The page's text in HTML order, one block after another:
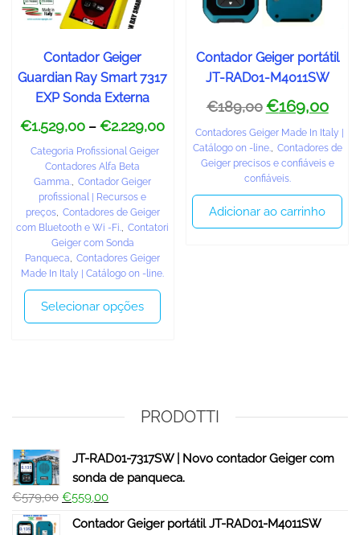
Contador Geiger
Guardian Ray Smart 7317
EXP Sonda Externa
€1.529,00 – €2.229,00
Categoria Profissional Geiger
Contadores Alfa Beta
Gamma., Contador Geiger
profissional | Recursos e
preços, Contadores de Geiger
com Bluetooth e Wi -Fi., Contatori
Geiger com Sonda
Panqueca, Contadores Geiger
Made In Italy | Catálogo on -line.
Selecionar opções
Contador Geiger portátil
JT-RAD01-M4011SW
€189,00 €169,00
Contadores Geiger Made In Italy |
Catálogo on -line., Contadores de
Geiger precisos e confiáveis ​​e
confiáveis.
Adicionar ao carrinho
PRODOTTI
JT-RAD01-7317SW | Novo contador Geiger com
sonda de panqueca.
€579,00 €559,00
Contador Geiger portátil JT-RAD01-M4011SW